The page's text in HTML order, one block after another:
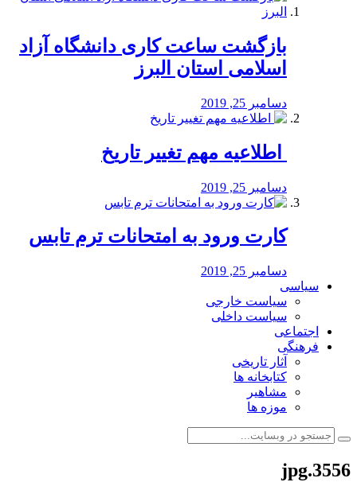
بازگشت ساعت کاری دانشگاه آزاد
اسلامی استان البرز
دسامبر 25, 2019
️ اطلاعیه مهم تغییر تاریخ
دسامبر 25, 2019
کارت ورود به امتحانات ترم تابس
دسامبر 25, 2019
سیاسی
سیاست خارجی
سیاست داخلی
اجتماعی
فرهنگی
آثار تاریخی
کتابخانه ها
مشاهیر
موزه ها
3556.jpg